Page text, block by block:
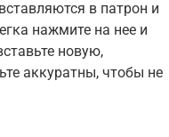
в патрон и
нажмите на нее и
новую,
аккуратны, чтобы не